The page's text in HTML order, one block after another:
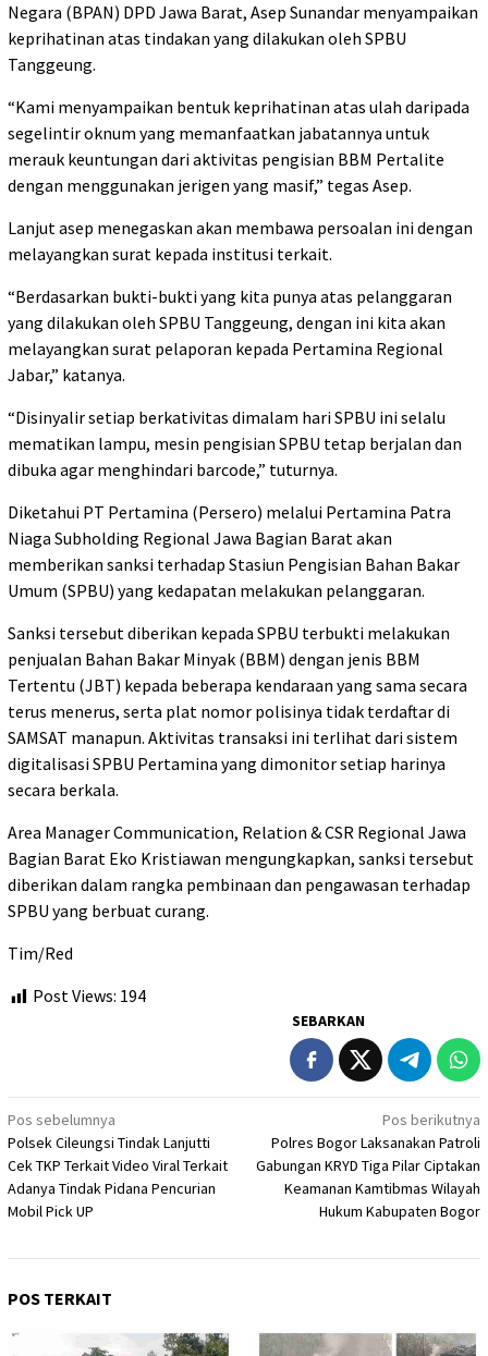
Negara (BPAN) DPD Jawa Barat, Asep Sunandar menyampaikan
keprihatinan atas tindakan yang dilakukan oleh SPBU
Tanggeung.
“Kami menyampaikan bentuk keprihatinan atas ulah daripada
segelintir oknum yang memanfaatkan jabatannya untuk
merauk keuntungan dari aktivitas pengisian BBM Pertalite
dengan menggunakan jerigen yang masif,” tegas Asep.
Lanjut asep menegaskan akan membawa persoalan ini dengan
melayangkan surat kepada institusi terkait.
“Berdasarkan bukti-bukti yang kita punya atas pelanggaran
yang dilakukan oleh SPBU Tanggeung, dengan ini kita akan
melayangkan surat pelaporan kepada Pertamina Regional
Jabar,” katanya.
“Disinyalir setiap berkativitas dimalam hari SPBU ini selalu
mematikan lampu, mesin pengisian SPBU tetap berjalan dan
dibuka agar menghindari barcode,” tuturnya.
Diketahui PT Pertamina (Persero) melalui Pertamina Patra
Niaga Subholding Regional Jawa Bagian Barat akan
memberikan sanksi terhadap Stasiun Pengisian Bahan Bakar
Umum (SPBU) yang kedapatan melakukan pelanggaran.
Sanksi tersebut diberikan kepada SPBU terbukti melakukan
penjualan Bahan Bakar Minyak (BBM) dengan jenis BBM
Tertentu (JBT) kepada beberapa kendaraan yang sama secara
terus menerus, serta plat nomor polisinya tidak terdaftar di
SAMSAT manapun. Aktivitas transaksi ini terlihat dari sistem
digitalisasi SPBU Pertamina yang dimonitor setiap harinya
secara berkala.
Area Manager Communication, Relation & CSR Regional Jawa
Bagian Barat Eko Kristiawan mengungkapkan, sanksi tersebut
diberikan dalam rangka pembinaan dan pengawasan terhadap
SPBU yang berbuat curang.
Tim/Red
Post Views: 194
SEBARKAN
Navigasi
pos
Pos sebelumnya
Polsek Cileungsi Tindak Lanjutti
Cek TKP Terkait Video Viral Terkait
Adanya Tindak Pidana Pencurian
Mobil Pick UP
Pos berikutnya
Polres Bogor Laksanakan Patroli
Gabungan KRYD Tiga Pilar Ciptakan
Keamanan Kamtibmas Wilayah
Hukum Kabupaten Bogor
POS TERKAIT